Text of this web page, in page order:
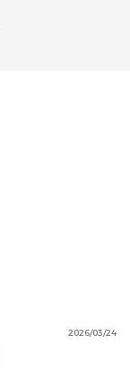
2026/03/24